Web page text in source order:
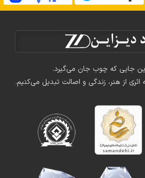
جایی که چوب جان می‌گیرد.
اثری از هنر، زندگی و اصالت تبدیل می‌کنیم.